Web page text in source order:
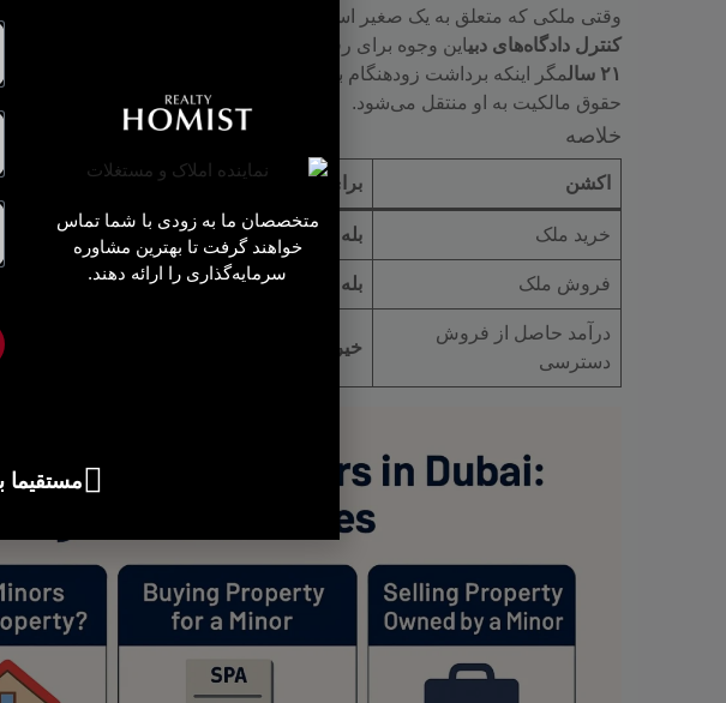
وقتی ملکی که متعلق به یک صغیر است فروخته می‌شود، درآمد حاصل از
کنترل دادگاه‌های دبیاین وجوه برای رفاه حال خردسال اختصاص داده شده است،
۲۱ سال
مگر اینکه برداشت زودهنگام بنا به ضرورت تأیید شود. به محض اینکه
حقوق مالکیت به او منتقل می‌شود.
خلاصه
اکشن برای خردسال مجاز است؟ به گاردین نیاز
خرید ملک بله بله
فروش ملک بله بله
درآمد حاصل از فروش
دسترسی
خیر
متخصصان ما به زودی با شما تماس
خواهند گرفت تا بهترین مشاوره
سرمایه‌گذاری را ارائه دهند.
مستقیما